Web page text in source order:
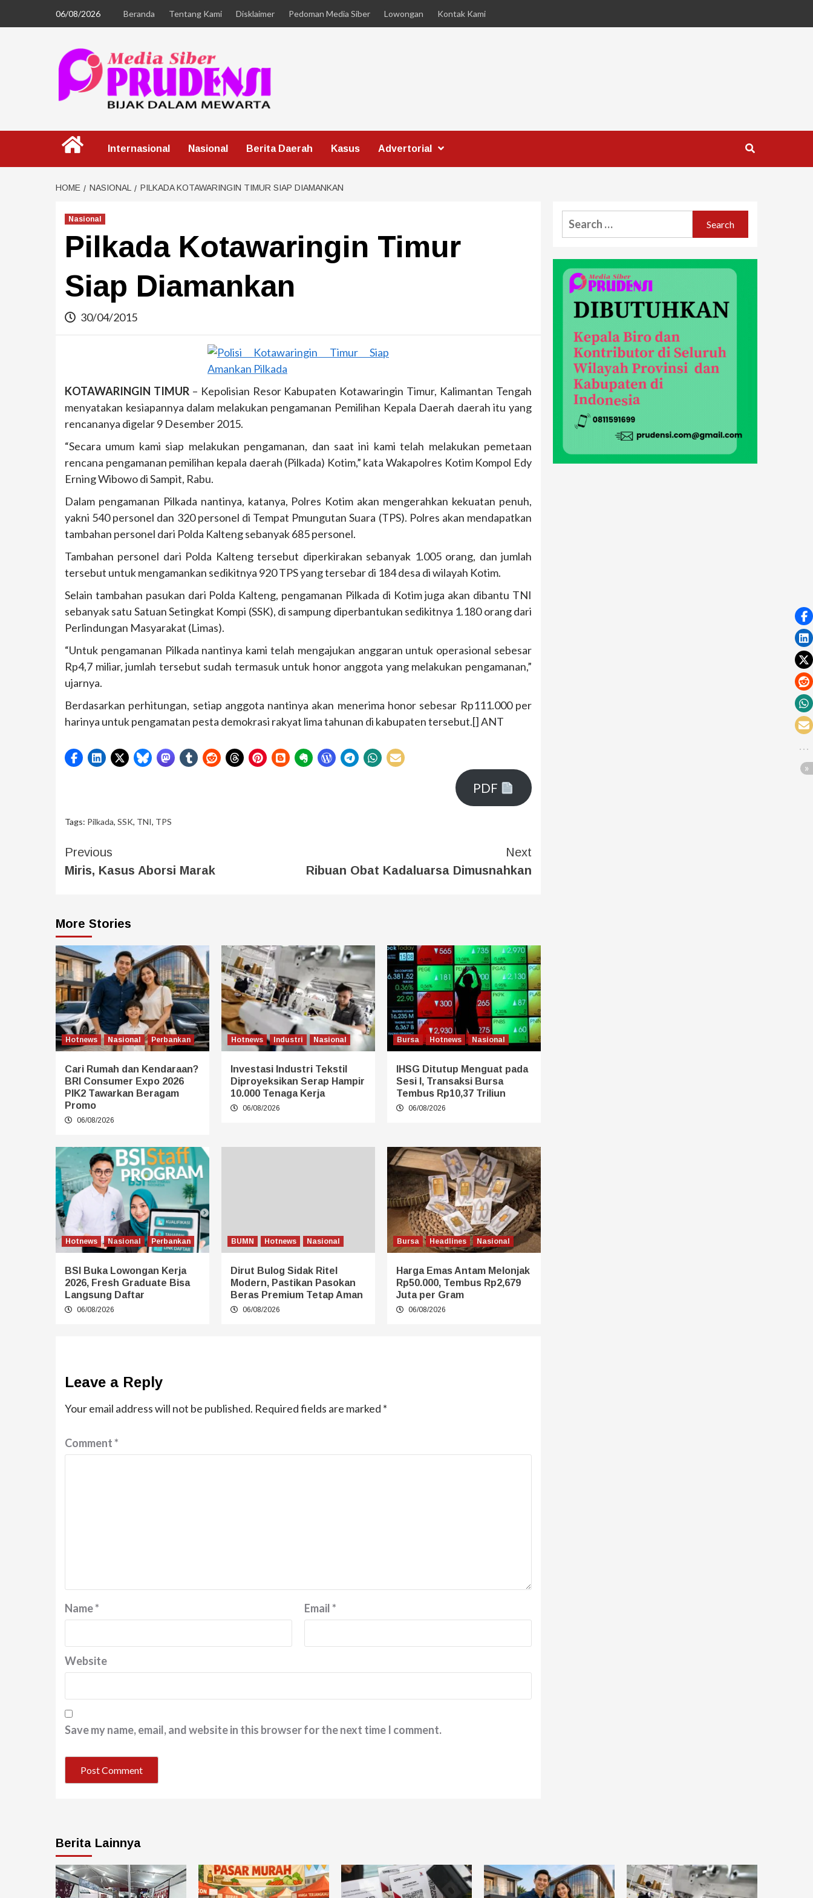
06/08/2026 Beranda Tentang Kami Disklaimer Pedoman Media Siber Lowongan Kontak Kami
Internasional Nasional Berita Daerah Kasus Advertorial
HOME NASIONAL PILKADA KOTAWARINGIN TIMUR SIAP DIAMANKAN
Nasional
Pilkada Kotawaringin Timur
Siap Diamankan
30/04/2015
KOTAWARINGIN TIMUR– Kepolisian Resor Kabupaten Kotawaringin Timur, Kalimantan Tengah
menyatakan kesiapannya dalam melakukan pengamanan Pemilihan Kepala Daerah daerah itu yang
rencananya digelar 9 Desember 2015.
“Secara umum kami siap melakukan pengamanan, dan saat ini kami telah melakukan pemetaan
rencana pengamanan pemilihan kepala daerah (Pilkada) Kotim,” kata Wakapolres Kotim Kompol Edy
Erning Wibowo di Sampit, Rabu.
Dalam pengamanan Pilkada nantinya, katanya, Polres Kotim akan mengerahkan kekuatan penuh,
yakni 540 personel dan 320 personel di Tempat Pmungutan Suara (TPS). Polres akan mendapatkan
tambahan personel dari Polda Kalteng sebanyak 685 personel.
Tambahan personel dari Polda Kalteng tersebut diperkirakan sebanyak 1.005 orang, dan jumlah
tersebut untuk mengamankan sedikitnya 920 TPS yang tersebar di 184 desa di wilayah Kotim.
Selain tambahan pasukan dari Polda Kalteng, pengamanan Pilkada di Kotim juga akan dibantu TNI
sebanyak satu Satuan Setingkat Kompi (SSK), di sampung diperbantukan sedikitnya 1.180 orang dari
Perlindungan Masyarakat (Limas).
“Untuk pengamanan Pilkada nantinya kami telah mengajukan anggaran untuk operasional sebesar
Rp4,7 miliar, jumlah tersebut sudah termasuk untuk honor anggota yang melakukan pengamanan,”
ujarnya.
Berdasarkan perhitungan, setiap anggota nantinya akan menerima honor sebesar Rp111.000 per
harinya untuk pengamatan pesta demokrasi rakyat lima tahunan di kabupaten tersebut.[] ANT
PDF
Tags: Pilkada, SSK, TNI, TPS
Previous
Miris, Kasus Aborsi Marak
Next
Ribuan Obat Kadaluarsa Dimusnahkan
More Stories
Hotnews Nasional Perbankan
Cari Rumah dan Kendaraan?
BRI Consumer Expo 2026
PIK2 Tawarkan Beragam
Promo
06/08/2026
Hotnews Industri Nasional
Investasi Industri Tekstil
Diproyeksikan Serap Hampir
10.000 Tenaga Kerja
06/08/2026
Bursa Hotnews Nasional
IHSG Ditutup Menguat pada
Sesi I, Transaksi Bursa
Tembus Rp10,37 Triliun
06/08/2026
Hotnews Nasional Perbankan
BSI Buka Lowongan Kerja
2026, Fresh Graduate Bisa
Langsung Daftar
06/08/2026
BUMN Hotnews Nasional
Dirut Bulog Sidak Ritel
Modern, Pastikan Pasokan
Beras Premium Tetap Aman
06/08/2026
Bursa Headlines Nasional
Harga Emas Antam Melonjak
Rp50.000, Tembus Rp2,679
Juta per Gram
06/08/2026
Leave a Reply
Your email address will not be published. Required fields are marked *
Comment*
Name* Email*
Website
Save my name, email, and website in this browser for the next time I comment.
Berita Lainnya